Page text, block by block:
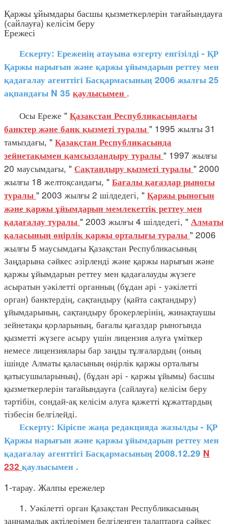
Қаржы ұйымдары басшы қызметкерлерін тағайындауға
(сайлауға) келісім беру
Ережесі
Ескерту: Ереженің атауына өзгерту енгізілді - ҚР
Қаржы нарығын және қаржы ұйымдарын реттеу мен
қадағалау агенттігі Басқармасының 2006 жылғы 25
ақпандағы N 35 қаулысымен .
Осы Ереже " Қазақстан Республикасындағы
банктер және банк қызметі туралы " 1995 жылғы 31
тамыздағы, " Қазақстан Республикасында
зейнетақымен қамсыздандыру туралы " 1997 жылғы
20 маусымдағы, " Сақтандыру қызметі туралы " 2000
жылғы 18 желтоқсандағы, " Бағалы қағаздар рыногы
туралы " 2003 жылғы 2 шілдедегі, " Қаржы рыногын
және қаржы ұйымдарын мемлекеттік реттеу мен
қадағалау туралы " 2003 жылғы 4 шілдедегі, " Алматы
қаласының өңірлік қаржы орталығы туралы " 2006
жылғы 5 маусымдағы Қазақстан Республикасының
Заңдарына сәйкес әзірленді және қаржы нарығын және
қаржы ұйымдарын реттеу мен қадағалауды жүзеге
асыратын уәкілетті органның (бұдан әрі - уәкілетті
орган) банктердің, сақтандыру (қайта сақтандыру)
ұйымдарының, сақтандыру брокерлерінің, жинақтаушы
зейнетақы қорларының, бағалы қағаздар рыногында
қызметті жүзеге асыру үшін лицензия алуға үміткер
немесе лицензиялары бар заңды тұлғалардың (оның
ішінде Алматы қаласының өңірлік қаржы орталығы
қатысушыларының), (бұдан әрі - қаржы ұйымы) басшы
қызметкерлерін тағайындауға (сайлауға) келісім беру
тәртібін, сондай-ақ келісім алуға қажетті құжаттардың
тізбесін белгілейді.
Ескерту: Кіріспе жаңа редакцияда жазылды - ҚР
Қаржы нарығын және қаржы ұйымдарын реттеу мен
қадағалау агенттігі Басқармасының 2008.12.29 N
232 қаулысымен .
1-тарау. Жалпы ережелер
1. Уәкілетті орган Қазақстан Республикасының
заңнамалық актілерімен белгіленген талаптарға сәйкес